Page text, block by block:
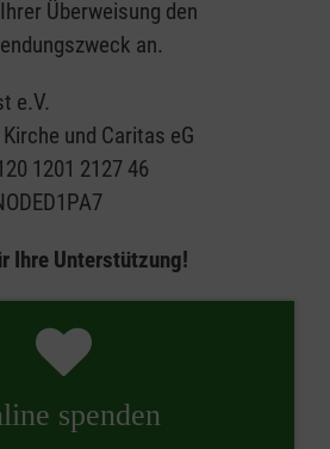
Überweisung den
an.
e.V.
und Caritas eG
1201 2127 46
Ihre Unterstützung!
spenden